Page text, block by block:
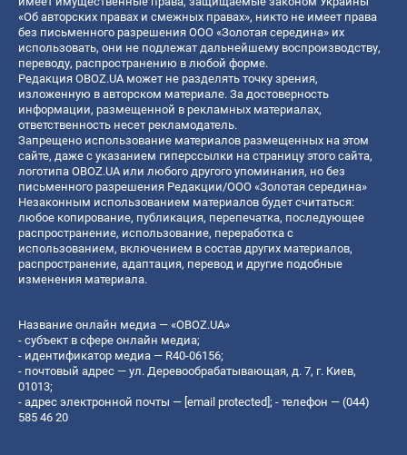
«Об авторских правах и смежных правах», никто не имеет права
без письменного разрешения ООО «Золотая середина» их
использовать, они не подлежат дальнейшему воспроизводству,
переводу, распространению в любой форме.
Редакция OBOZ.UA может не разделять точку зрения,
изложенную в авторском материале. За достоверность
информации, размещенной в рекламных материалах,
ответственность несет рекламодатель.
Запрещено использование материалов размещенных на этом
сайте, даже с указанием гиперссылки на страницу этого сайта,
логотипа OBOZ.UA или любого другого упоминания, но без
письменного разрешения Редакции/ООО «Золотая середина»
Незаконным использованием материалов будет считаться:
любое копирование, публикация, перепечатка, последующее
распространение, использование, переработка с
использованием, включением в состав других материалов,
распространение, адаптация, перевод и другие подобные
изменения материала.
Название онлайн медиа — «OBOZ.UA»
- субъект в сфере онлайн медиа;
- идентификатор медиа — R40-06156;
- почтовый адрес — ул. Деревообрабатывающая, д. 7, г. Киев,
01013;
- адрес электронной почты — [email protected]; - телефон — (044)
585 46 20